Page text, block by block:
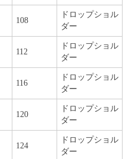
108
ドロップショル
ダー
112
ドロップショル
ダー
116
ドロップショル
ダー
120
ドロップショル
ダー
124
ドロップショル
ダー